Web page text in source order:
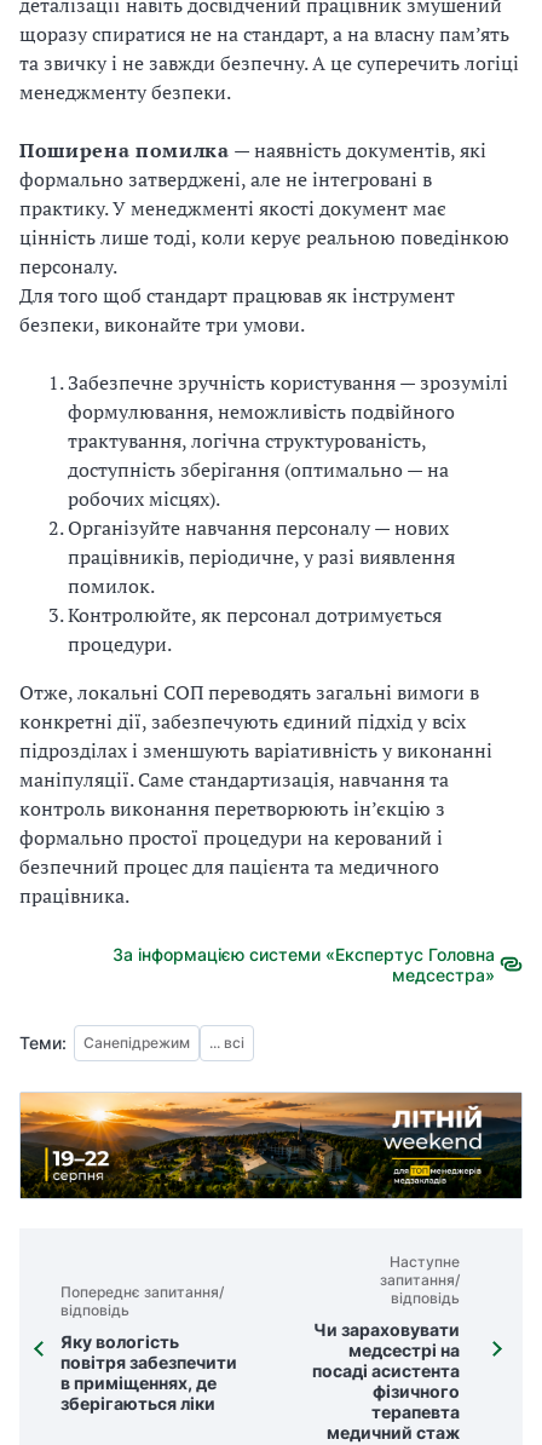
щоразу спиратися не на стандарт, а на власну пам’ять
та звичку і не завжди безпечну. А це суперечить логіці
менеджменту безпеки.
Поширена помилка — наявність документів, які
формально затверджені, але не інтегровані в
практику. У менеджменті якості документ має
цінність лише тоді, коли керує реальною поведінкою
персоналу.
Для того щоб стандарт працював як інструмент
безпеки, виконайте три умови.
Забезпечне зручність користування — зрозумілі
формулювання, неможливість подвійного
трактування, логічна структурованість,
доступність зберігання (оптимально — на
робочих місцях).
Організуйте навчання персоналу — нових
працівників, періодичне, у разі виявлення
помилок.
Контролюйте, як персонал дотримується
процедури.
Отже, локальні СОП переводять загальні вимоги в
конкретні дії, забезпечують єдиний підхід у всіх
підрозділах і зменшують варіативність у виконанні
маніпуляції. Саме стандартизація, навчання та
контроль виконання перетворюють ін’єкцію з
формально простої процедури на керований і
безпечний процес для пацієнта та медичного
працівника.
За інформацією системи «Експертус Головна
медсестра»
Теми: Санепідрежим ... всі
Попереднє запитання/
відповідь
Яку вологість
повітря забезпечити
в приміщеннях, де
зберігаються ліки
Наступне
запитання/
відповідь
Чи зараховувати
медсестрі на
посаді асистента
фізичного
терапевта
медичний стаж